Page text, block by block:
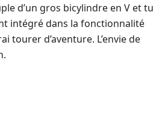
d’un gros bicylindre en V et tu
intégré dans la fonctionnalité
tourer d’aventure. L’envie de